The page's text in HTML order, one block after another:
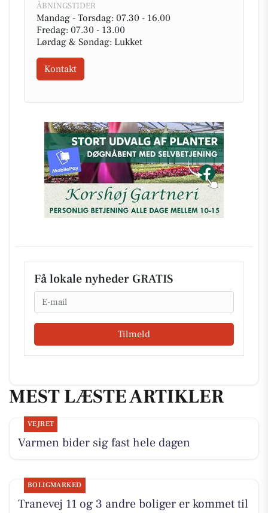
ÅBNINGSTIDER
Mandag - Torsdag: 07.30 - 16.00
Fredag: 07.30 - 13.00
Lørdag & Søndag: Lukket
Kontakt
Få lokale nyheder GRATIS
Email
Tilmeld
MEST LÆSTE ARTIKLER
VEJRET
Varmen bider sig fast hele dagen
BOLIGMARKED
Tranevej 11 og 3 andre boliger er kommet til